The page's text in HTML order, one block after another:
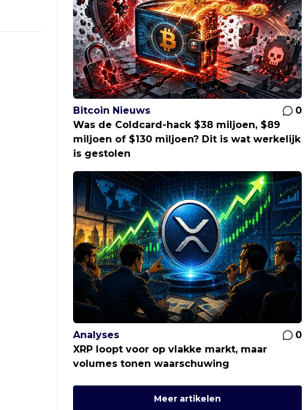
Bitcoin Nieuws
0
Was de Coldcard-hack $38 miljoen, $89
miljoen of $130 miljoen? Dit is wat werkelijk
is gestolen
Analyses
0
XRP loopt voor op vlakke markt, maar
volumes tonen waarschuwing
Meer artikelen